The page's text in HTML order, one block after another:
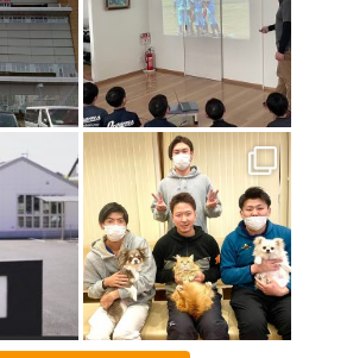
2021年7月9日
せ
2021年6月24日
のトレーナー帯同に行ってきました❕
2021年6月18日
2021年4月16日
2021年4月15日